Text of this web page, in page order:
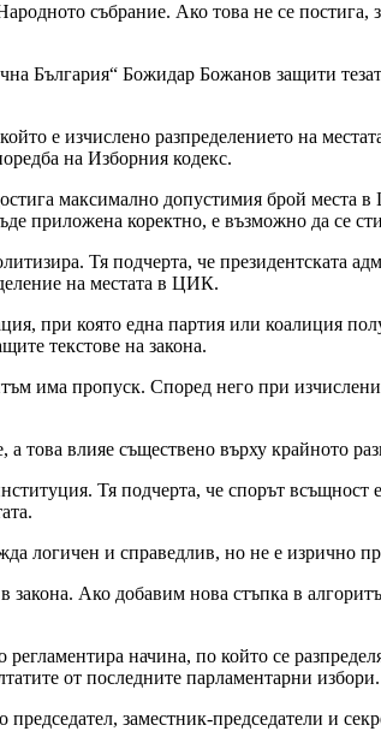
събрание. Ако това не се постига,
България“ Божидар Божанов защити
е изчислено разпределението на
на Изборния кодекс.
максимално допустимия брой места
приложена коректно, е възможно да се
Тя подчерта, че президентската
на местата в ЦИК.
при която една партия или коалиция
текстове на закона.
има пропуск. Според него при
това влияе съществено върху крайното
Тя подчерта, че спорът всъщност
логичен и справедлив, но не е изрично
Ако добавим нова стъпка в
начина, по който се
от последните парламентарни избори.
заместник-председатели и